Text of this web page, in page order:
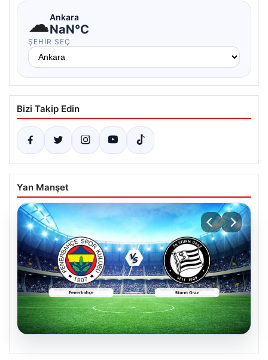
☁Ankara
NaN°C
ŞEHIR SEÇ
Bizi Takip Edin
Yan Manşet
05.08.2026